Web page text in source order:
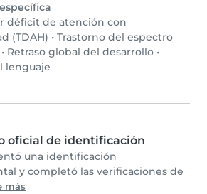
déficit de atención con
(TDAH) • Trastorno del espectro
• Retraso global del desarrollo •
lenguaje
oficial de identificación
una identificación
y completó las verificaciones de
más